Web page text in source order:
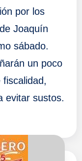
por los
Joaquín
sábado.
un poco
evitar sustos.